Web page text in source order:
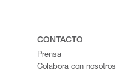
CONTACTO
Prensa
Colabora con nosotros